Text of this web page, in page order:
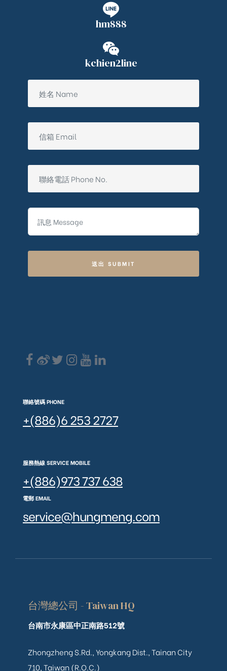
hm888
kchien2line
送出 SUBMIT
聯絡號碼 PHONE
+(886)6 253 2727
服務熱線 SERVICE MOBILE
+(886)973 737 638
電郵 EMAIL
service@hungmeng.com
台灣總公司 - Taiwan HQ
台南市永康區中正南路512號
Zhongzheng S.Rd., Yongkang Dist., Tainan City
710, Taiwan (R.O.C.)